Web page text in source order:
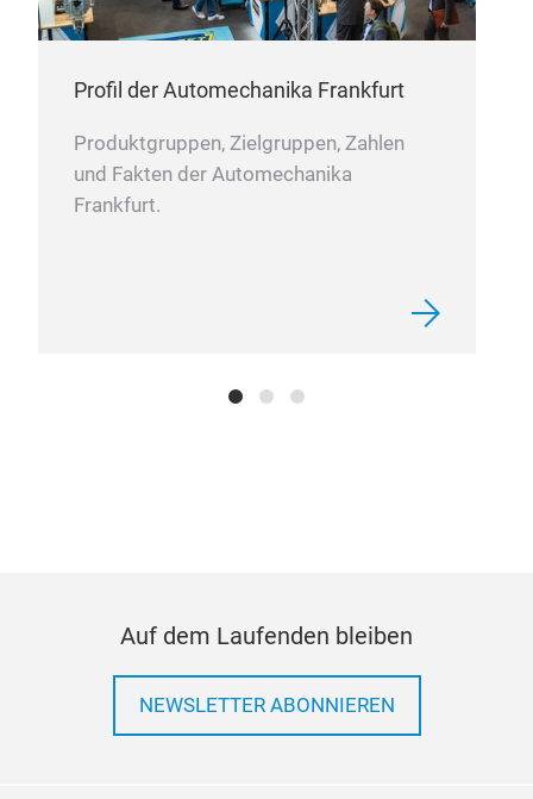
Profil der Automechanika Frankfurt
Produktgruppen, Zielgruppen, Zahlen
und Fakten der Automechanika
Frankfurt.
Auf dem Laufenden bleiben
NEWSLETTER ABONNIEREN